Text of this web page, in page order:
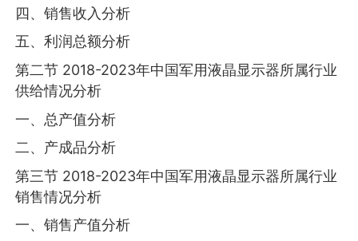
四、销售收入分析
五、利润总额分析
第二节 2018-2023年中国军用液晶显示器所属行业
供给情况分析
一、总产值分析
二、产成品分析
第三节 2018-2023年中国军用液晶显示器所属行业
销售情况分析
一、销售产值分析